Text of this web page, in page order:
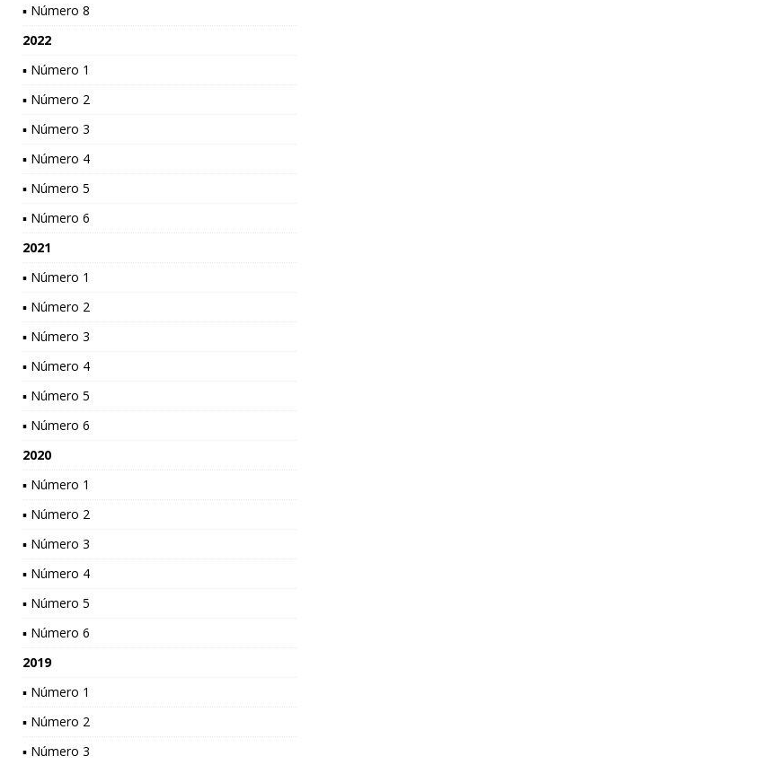
▪ Número 8
2022
▪ Número 1
▪ Número 2
▪ Número 3
▪ Número 4
▪ Número 5
▪ Número 6
2021
▪ Número 1
▪ Número 2
▪ Número 3
▪ Número 4
▪ Número 5
▪ Número 6
2020
▪ Número 1
▪ Número 2
▪ Número 3
▪ Número 4
▪ Número 5
▪ Número 6
2019
▪ Número 1
▪ Número 2
▪ Número 3